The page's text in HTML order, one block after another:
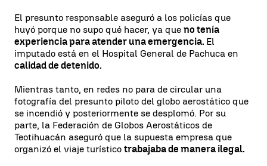
El presunto responsable aseguró a los policías que
huyó porque no supo qué hacer, ya que no tenía
experiencia para atender una emergencia. El
imputado está en el Hospital General de Pachuca en
calidad de detenido.
Mientras tanto, en redes no para de circular una
fotografía del presunto piloto del globo aerostático que
se incendió y posteriormente se desplomó. Por su
parte, la Federación de Globos Aerostáticos de
Teotihuacán aseguró que la supuesta empresa que
organizó el viaje turístico trabajaba de manera ilegal.